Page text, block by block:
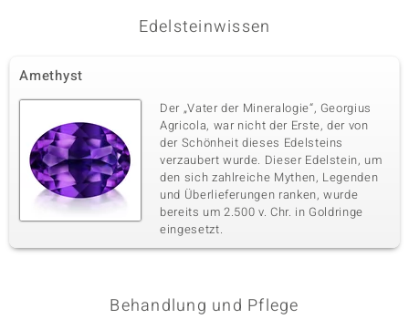
Edelsteinwissen
Amethyst
Der „Vater der Mineralogie“, Georgius
Agricola, war nicht der Erste, der von
der Schönheit dieses Edelsteins
verzaubert wurde. Dieser Edelstein, um
den sich zahlreiche Mythen, Legenden
und Überlieferungen ranken, wurde
bereits um 2.500 v. Chr. in Goldringe
eingesetzt.
Behandlung und Pflege